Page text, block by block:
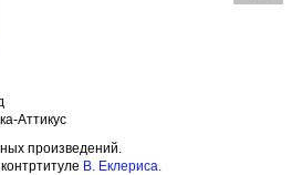
Аттикус
произведений.
В. Еклериса